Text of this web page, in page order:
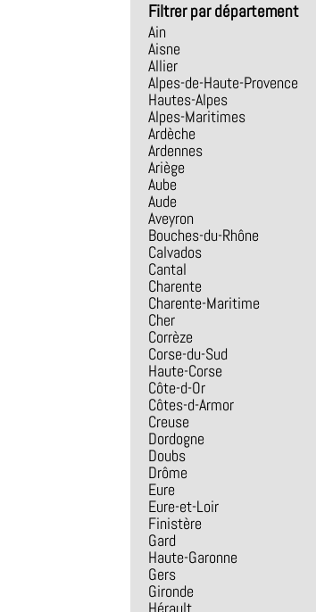
Filtrer par département
Ain
Aisne
Allier
Alpes-de-Haute-Provence
Hautes-Alpes
Alpes-Maritimes
Ardèche
Ardennes
Ariège
Aube
Aude
Aveyron
Bouches-du-Rhône
Calvados
Cantal
Charente
Charente-Maritime
Cher
Corrèze
Corse-du-Sud
Haute-Corse
Côte-d-Or
Côtes-d-Armor
Creuse
Dordogne
Doubs
Drôme
Eure
Eure-et-Loir
Finistère
Gard
Haute-Garonne
Gers
Gironde